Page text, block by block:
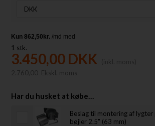
1 stk.
3.450,00 DKK
2.760,00
Ekskl. moms
Har du husket at købe…
Beslag til montering af lygter
bøjler 2.5" (63 mm)